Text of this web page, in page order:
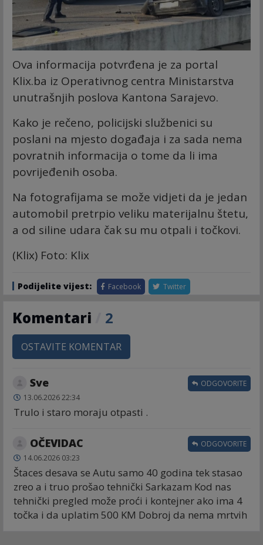
Ova informacija potvrđena je za portal
Klix.ba iz Operativnog centra Ministarstva
unutrašnjih poslova Kantona Sarajevo.
Kako je rečeno, policijski službenici su
poslani na mjesto događaja i za sada nema
povratnih informacija o tome da li ima
povrijeđenih osoba.
Na fotografijama se može vidjeti da je jedan
automobil pretrpio veliku materijalnu štetu,
a od siline udara čak su mu otpali i točkovi.
(Klix) Foto: Klix
Podijelite vijest: Facebook Twitter
Komentari 2
OSTAVITE KOMENTAR
Sve
13.06.2026 22:34
Trulo i staro moraju otpasti .
ODGOVORITE
OČEVIDAC
14.06.2026 03:23
Štaces desava se Autu samo 40 godina tek stasao
zreo a i truo prošao tehnički Sarkazam Kod nas
tehnički pregled može proći i kontejner ako ima 4
točka i da uplatim 500 KM Dobroj da nema mrtvih
ODGOVORITE